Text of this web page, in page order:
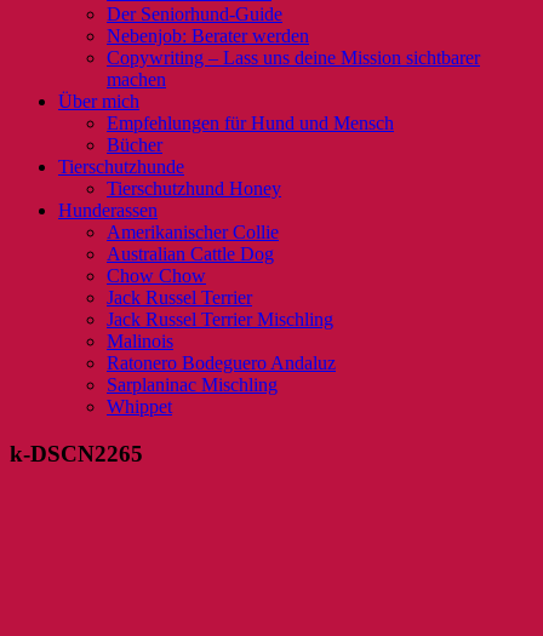
Der Seniorhund-Guide
Nebenjob: Berater werden
Copywriting – Lass uns deine Mission sichtbarer
machen
Über mich
Empfehlungen für Hund und Mensch
Bücher
Tierschutzhunde
Tierschutzhund Honey
Hunderassen
Amerikanischer Collie
Australian Cattle Dog
Chow Chow
Jack Russel Terrier
Jack Russel Terrier Mischling
Malinois
Ratonero Bodeguero Andaluz
Sarplaninac Mischling
Whippet
k-DSCN2265